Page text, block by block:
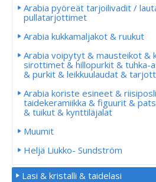
Arabia pyöreät tarjoilivadit /
pullatarjottimet
Arabia kukkamaljakot & ruukut
Arabia voipytyt & mausteikot &
sirottimet & hillopurkit & tuhka-
& purkit & leikkuulaudat &
Arabia koriste esineet &
taidekeramiikka & figuurit &
& tuikut & kynttiläjalat
Muumit
Heljä Liukko- Sundström
Lasi & kristalli & taidelasi